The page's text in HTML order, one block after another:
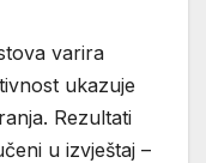
varira
ukazuje
Rezultati
u izvještaj –